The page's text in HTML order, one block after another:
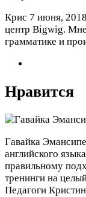
Крис 7 июня,
центр Bigwig.
грамматике и
Нравится
Гавайка
английского
правильному
тренинги на
Педагоги